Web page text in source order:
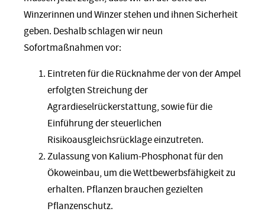
Winzerinnen und Winzer stehen und ihnen Sicherheit
geben. Deshalb schlagen wir neun
Sofortmaßnahmen vor:
Eintreten für die Rücknahme der von der Ampel
erfolgten Streichung der
Agrardieselrückerstattung, sowie für die
Einführung der steuerlichen
Risikoausgleichsrücklage einzutreten.
Zulassung von Kalium-Phosphonat für den
Ökoweinbau, um die Wettbewerbsfähigkeit zu
erhalten. Pflanzen brauchen gezielten
Pflanzenschutz.